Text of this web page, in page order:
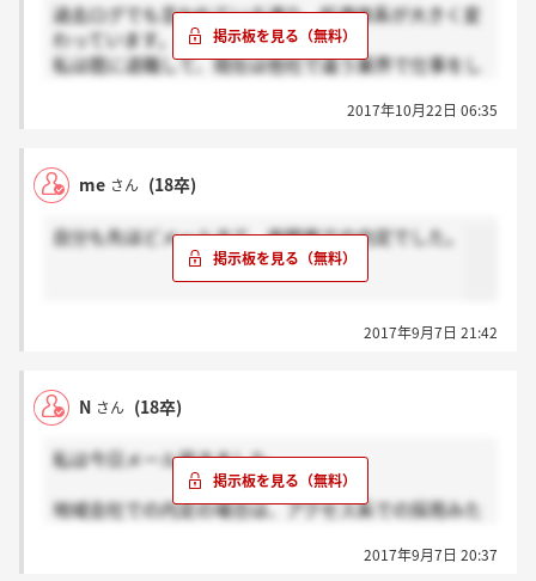
過去ログでも言われている通り、処遇体系が大きく変
わっています。
私は既に退職して、現在は他社で違う業界で仕事をし
【給与(ボーナス込)】
22歳大卒(B2J2):196,040円/年収305万
40歳時点(B1J1):264,680円/年収400万
(※残業代や各種手当は含みません。新卒給与は採用
サイト引用。30歳・40歳給与はモデルケースとして実
算した参考値です。高専・専門・高卒は上記よりも低
【エリアに関して】
ME社員しか分かりませんが、統一的な処遇体系に変
更となったため、より広域的な異動になる事が考えら
れます。現時点でも都道県を跨ぐ異動が結構発生して
います。
一つの都道県にずっと居れるかどうかは、入社時点で
もあまり考えない方が無難だと思います(地元志向が
2017年10月22日 06:35
me さん (18卒)
自分も先ほどメールきて、南関東での内定でした。
2017年9月7日 21:42
N さん (18卒)
私は今日メール届きました。
地域会社での内定の場合は、アクセス系での採用みた
2017年9月7日 20:37